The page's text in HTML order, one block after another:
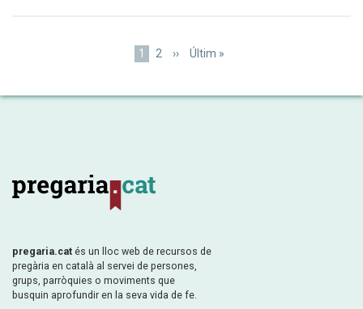
Pàgina
1 Pàgina
2
Pàgina
››
Última
Últim »
pregaria.cat és un lloc web de recursos de
pregària en català al servei de persones,
grups, parròquies o moviments que
busquin aprofundir en la seva vida de fe.